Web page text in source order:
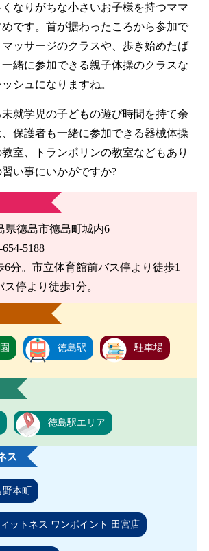
なりがちな小さいお子様を持つママ
です。首が据わったころから参加で
ッサージのクラスや、歩き始めたば
緒に参加できる親子体操のクラスな
シュになりますね。
就学児の子どもの遊び時間を持て余
保護者も一緒に参加できる器械体操
室、トランポリンの教室などもあり
い事にいかがですか?
県徳島市徳島町城内6
5188
6分。市立体育館前バス停より徒歩1
停より徒歩1分。
徳島駅 駐車場
徳島駅エリア
ス
本町
ットネス ワンポイント 田宮店